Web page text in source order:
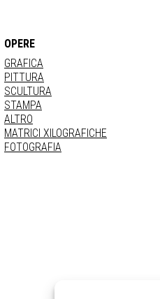
OPERE
GRAFICA
PITTURA
SCULTURA
STAMPA
ALTRO
MATRICI XILOGRAFICHE
FOTOGRAFIA